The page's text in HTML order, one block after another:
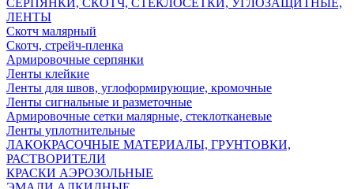
СЕРПЯНКИ, СКОТЧ, СТЕКЛОСЕТКИ, УГЛОЗАЩИТНЫЕ,
ЛЕНТЫ
Скотч малярный
Скотч, стрейч-пленка
Армировочные серпянки
Ленты клейкие
Ленты для швов, углоформирующие, кромочные
Ленты сигнальные и разметочные
Армировочные сетки малярные, стеклотканевые
Ленты уплотнительные
ЛАКОКРАСОЧНЫЕ МАТЕРИАЛЫ, ГРУНТОВКИ,
РАСТВОРИТЕЛИ
КРАСКИ АЭРОЗОЛЬНЫЕ